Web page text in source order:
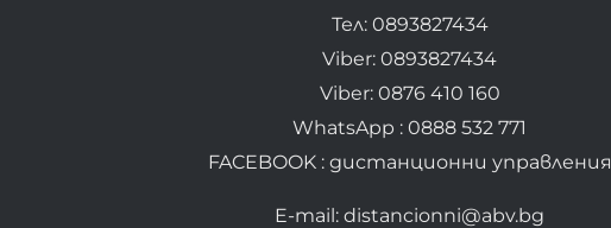
Тел: 0893827434
Viber: 0893827434
Viber: 0876 410 160
WhatsApp : 0888 532 771
FACEBOOK : дистанционни управления
E-mail: distancionni@abv.bg